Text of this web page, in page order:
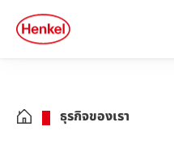
Skip to main content
Skip to footer
quick
search
ธุรกิจของเรา